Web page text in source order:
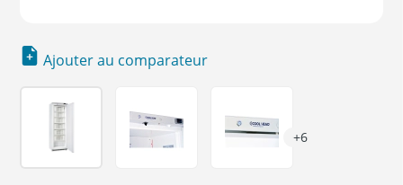
Ajouter au comparateur
+6